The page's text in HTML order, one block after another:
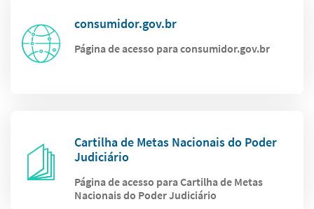
consumidor.gov.br
Página de acesso para consumidor.gov.br
Cartilha de Metas Nacionais do Poder
Judiciário
Página de acesso para Cartilha de Metas
Nacionais do Poder Judiciário